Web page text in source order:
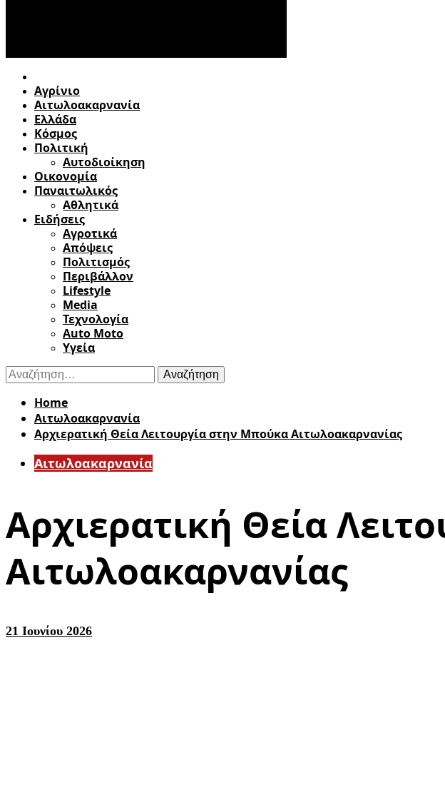
Αγρίνιο
Αιτωλοακαρνανία
Ελλάδα
Κόσμος
Πολιτική
Αυτοδιοίκηση
Οικονομία
Παναιτωλικός
Αθλητικά
Ειδήσεις
Αγροτικά
Απόψεις
Πολιτισμός
Περιβάλλον
Lifestyle
Media
Τεχνολογία
Auto Moto
Υγεία
Αναζήτηση
για:
Home
Αιτωλοακαρνανία
Αρχιερατική Θεία Λειτουργία στην Μπούκα Αιτωλοακαρνανίας
Αιτωλοακαρνανία
Αρχιερατική Θεία
Αιτωλοακαρνανίας
21 Ιουνίου 2026